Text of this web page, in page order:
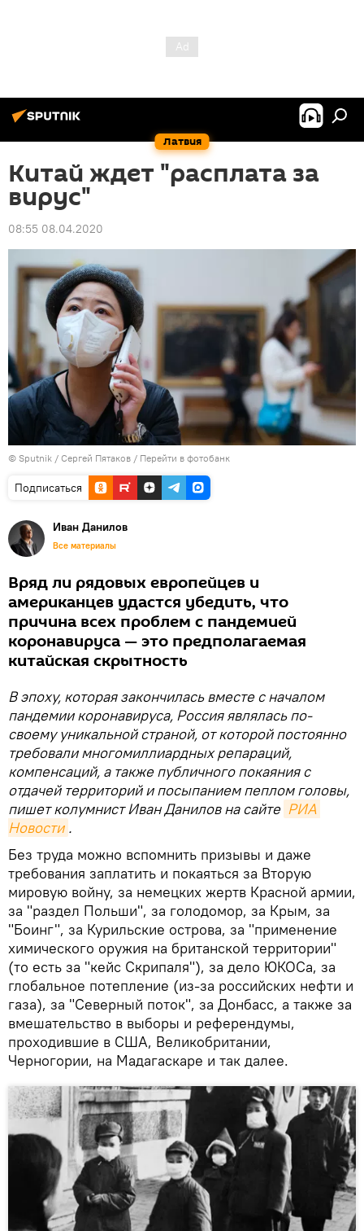
Латвия
Китай ждет "расплата за
вирус"
08:55 08.04.2020
© Sputnik / Сергей Пятаков / Перейти в фотобанк
Подписаться
Иван Данилов
Все материалы
Вряд ли рядовых европейцев и
американцев удастся убедить, что
причина всех проблем с пандемией
коронавируса — это предполагаемая
китайская скрытность
В эпоху, которая закончилась вместе с началом
пандемии коронавируса, Россия являлась по-
своему уникальной страной, от которой постоянно
требовали многомиллиардных репараций,
компенсаций, а также публичного покаяния с
отдачей территорий и посыпанием пеплом головы,
пишет колумнист Иван Данилов на сайте РИА
Новости .
Без труда можно вспомнить призывы и даже
требования заплатить и покаяться за Вторую
мировую войну, за немецких жертв Красной армии,
за "раздел Польши", за голодомор, за Крым, за
"Боинг", за Курильские острова, за "применение
химического оружия на британской территории"
(то есть за "кейс Скрипаля"), за дело ЮКОСа, за
глобальное потепление (из-за российских нефти и
газа), за "Северный поток", за Донбасс, а также за
вмешательство в выборы и референдумы,
проходившие в США, Великобритании,
Черногории, на Мадагаскаре и так далее.